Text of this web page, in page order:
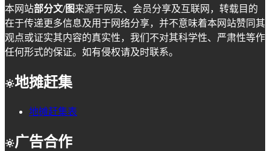
本网站部分文/图来源于网友、会员分享及互联网，转载目的
在于传递更多信息及用于网络分享，并不意味着本网站赞同其
观点或证实其内容的真实性，我们不对其科学性、严肃性等作
任何形式的保证。如有侵权请及时联系。
地摊赶集
地摊赶集表
广告合作